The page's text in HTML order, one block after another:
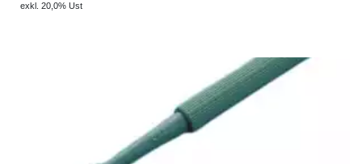
exkl. 20,0% Ust